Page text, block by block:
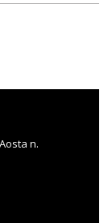
n.